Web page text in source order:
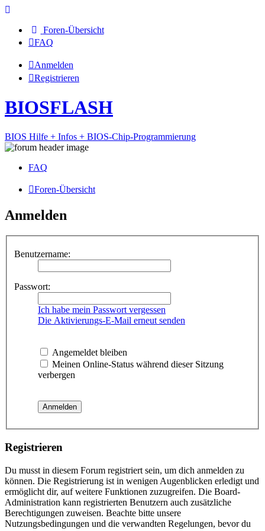
Foren-Übersicht
FAQ
Anmelden
Registrieren
BIOSFLASH
BIOS Hilfe + Infos + BIOS-Chip-Programmierung
FAQ
Foren-Übersicht
Anmelden
Benutzername:
Passwort:
Ich habe mein Passwort vergessen
Die Aktivierungs-E-Mail erneut senden
Angemeldet bleiben
Meinen Online-Status während dieser Sitzung
verbergen
Registrieren
Du musst in diesem Forum registriert sein, um dich anmelden zu
können. Die Registrierung ist in wenigen Augenblicken erledigt und
ermöglicht dir, auf weitere Funktionen zuzugreifen. Die Board-
Administration kann registrierten Benutzern auch zusätzliche
Berechtigungen zuweisen. Beachte bitte unsere
Nutzungsbedingungen und die verwandten Regelungen, bevor du